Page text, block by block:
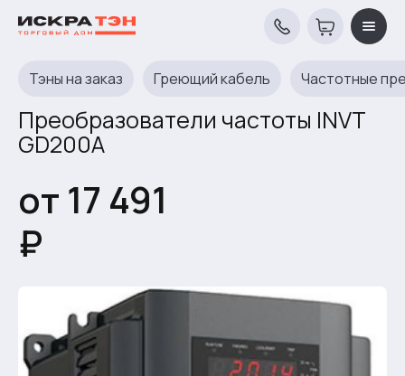
Тэны на заказ Греющий кабель Частотные
Преобразователи частоты INVT
GD200A
от 17 491
₽